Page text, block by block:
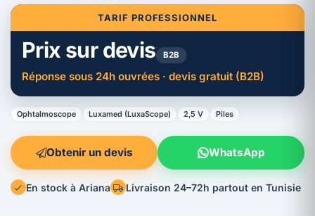
TARIF PROFESSIONNEL
Prix sur devis B2B
Réponse sous 24h ouvrées · devis gratuit (B2B)
Ophtalmoscope Luxamed (LuxaScope) 2,5 V Piles
Obtenir un devis WhatsApp
En stock à Ariana Livraison 24–72h partout en Tunisie